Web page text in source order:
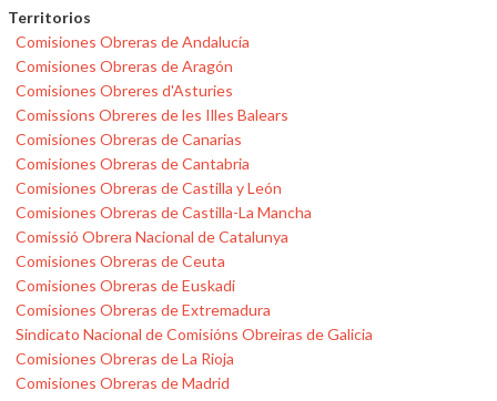
Territorios
Comisiones Obreras de Andalucía
Comisiones Obreras de Aragón
Comisiones Obreres d'Asturies
Comissions Obreres de les Illes Balears
Comisiones Obreras de Canarias
Comisiones Obreras de Cantabria
Comisiones Obreras de Castilla y León
Comisiones Obreras de Castilla-La Mancha
Comissió Obrera Nacional de Catalunya
Comisiones Obreras de Ceuta
Comisiones Obreras de Euskadi
Comisiones Obreras de Extremadura
Sindicato Nacional de Comisións Obreiras de Galicia
Comisiones Obreras de La Rioja
Comisiones Obreras de Madrid